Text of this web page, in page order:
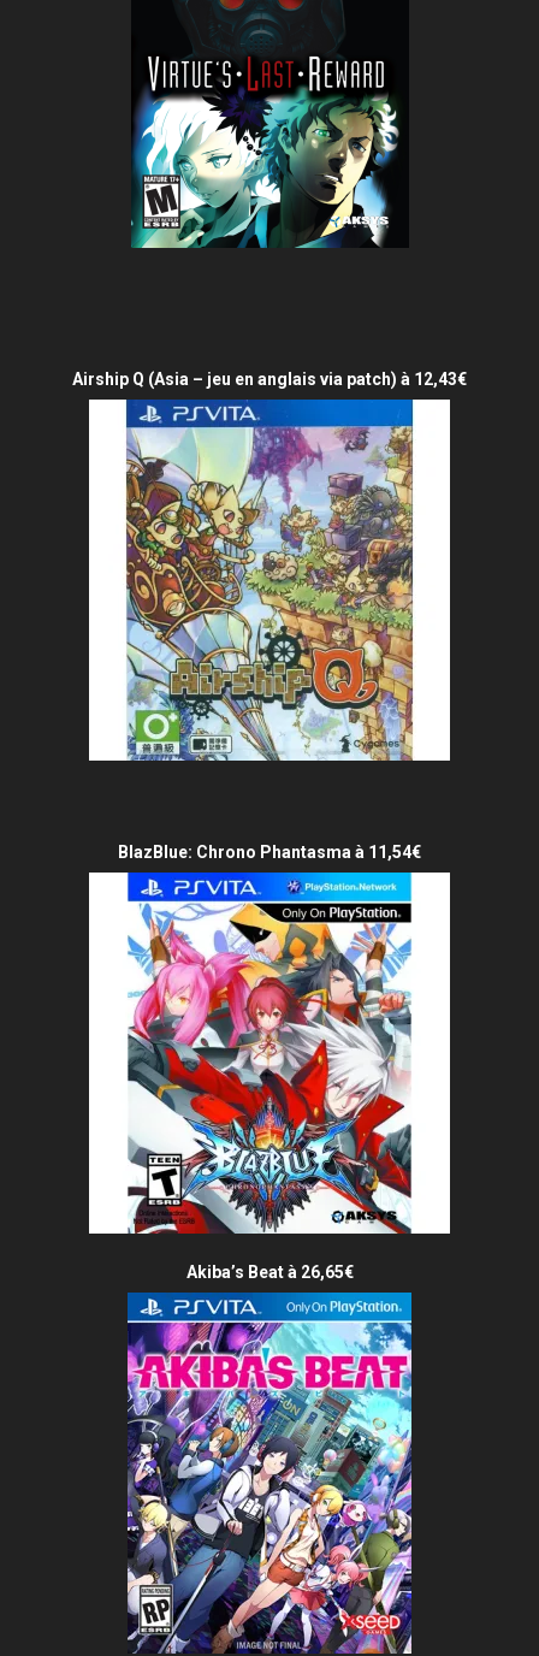
Airship Q (Asia – jeu en anglais via patch) à 12,43€
BlazBlue: Chrono Phantasma à 11,54€
Akiba’s Beat à 26,65€